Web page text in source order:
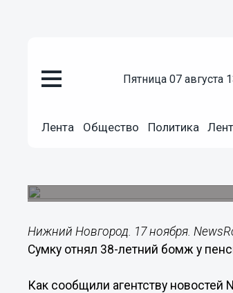
пятница 07 августа
Лента Общество Политика
Сумку отнял 38-
Нижний Новгород. 17 ноября.
Сумку отнял 38-летний бомж у
Как сообщили агентству